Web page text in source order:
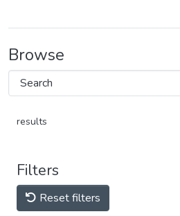
Browse
results
Filters
Reset filters